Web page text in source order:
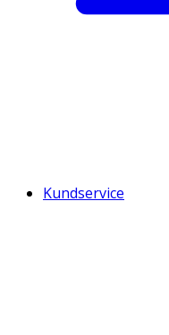
Kundservice